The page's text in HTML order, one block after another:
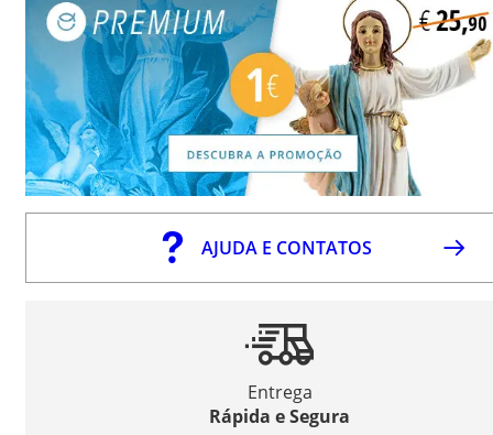
AJUDA E CONTATOS
Entrega
Rápida e Segura